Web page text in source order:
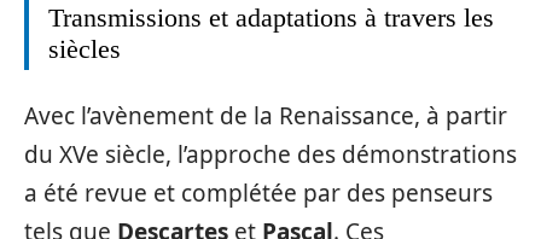
Transmissions et adaptations à travers les
siècles
Avec l’avènement de la Renaissance, à partir
du XVe siècle, l’approche des démonstrations
a été revue et complétée par des penseurs
tels que Descartes et Pascal. Ces